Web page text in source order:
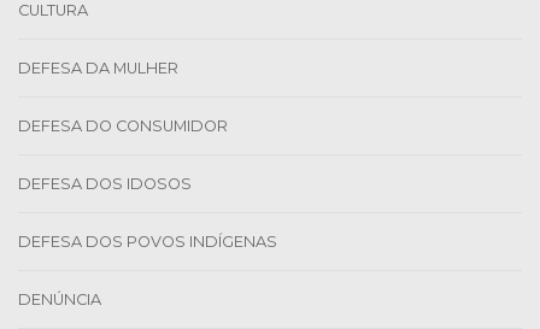
CULTURA
DEFESA DA MULHER
DEFESA DO CONSUMIDOR
DEFESA DOS IDOSOS
DEFESA DOS POVOS INDÍGENAS
DENÚNCIA